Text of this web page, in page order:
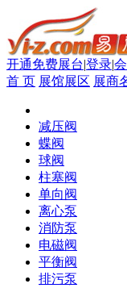
开通免费展台|登录|
首 页 展馆展区 展商
减压阀
蝶阀
球阀
柱塞阀
单向阀
离心泵
消防泵
电磁阀
平衡阀
排污泵